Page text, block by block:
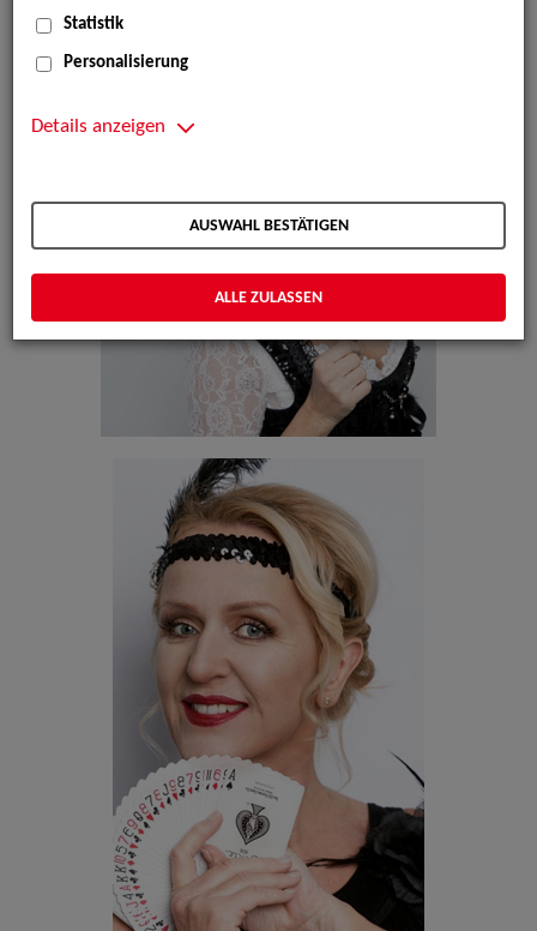
Statistik
Personalisierung
Details anzeigen
AUSWAHL BESTÄTIGEN
ALLE ZULASSEN